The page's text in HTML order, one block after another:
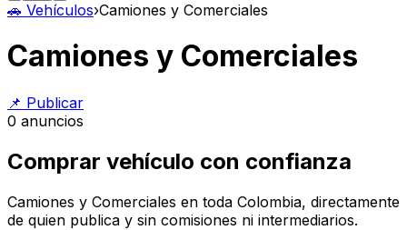
🚗 Vehículos›Camiones y Comerciales
Camiones y Comerciales
📌 Publicar
0 anuncios
Comprar vehículo con confianza
Camiones y Comerciales en toda Colombia, directamente
de quien publica y sin comisiones ni intermediarios.